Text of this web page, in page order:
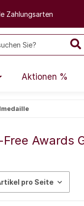
Zahlungsarten
Aktionen %
Awards
pro Seite